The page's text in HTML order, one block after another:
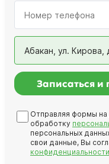
Абакан, ул. Кирова,
Записаться и
Отправляя формы на
обработку
персональных
свои данные, Вы
конфиденциальности